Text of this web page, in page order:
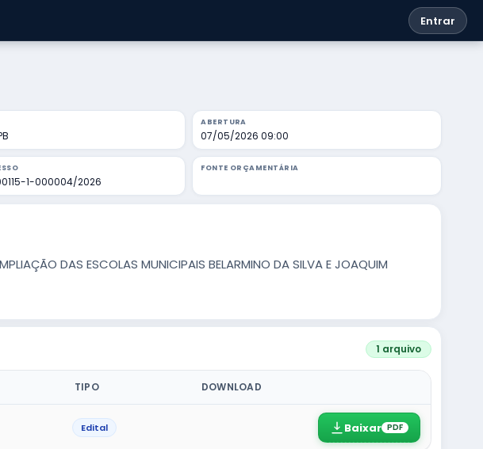
Entrar
ABERTURA
07/05/2026 09:00
1-000004/2026
FONTE ORÇAMENTÁRIA
DAS ESCOLAS MUNICIPAIS BELARMINO DA SILVA E JOAQUIM
1 arquivo
TIPO DOWNLOAD
Edital Baixar PDF